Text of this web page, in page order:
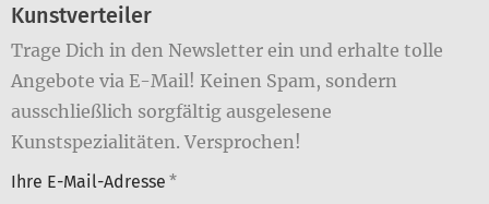
Kunstverteiler
Trage Dich in den Newsletter ein und erhalte tolle
Angebote via E-Mail! Keinen Spam, sondern
ausschließlich sorgfältig ausgelesene
Kunstspezialitäten. Versprochen!
Ihre E-Mail-Adresse *